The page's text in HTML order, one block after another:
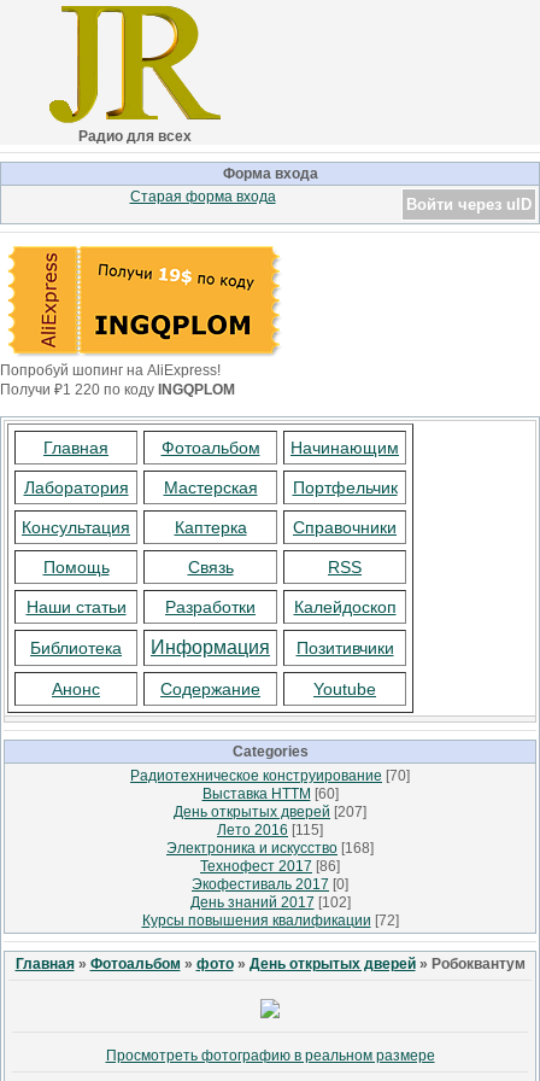
Радио для всех
Форма входа
Войти через uID
Старая форма входа
Попробуй шопинг на AliExpress!
Получи ₽1 220 по коду INGQPLOM
Главная Фотоальбом Начинающим
Лаборатория Мастерская Портфельчик
Консультация Каптерка Справочники
Помощь Связь RSS
Наши статьи Разработки Калейдоскоп
Библиотека Информация Позитивчики
Анонс Содержание Youtube
Categories
Радиотехническое конструирование [70]
Выставка НТТМ [60]
День открытых дверей [207]
Лето 2016 [115]
Электроника и искусство [168]
Технофест 2017 [86]
Экофестиваль 2017 [0]
День знаний 2017 [102]
Курсы повышения квалификации [72]
Главная» Фотоальбом » фото» День открытых дверей» Робоквантум
Просмотреть фотографию в реальном размере